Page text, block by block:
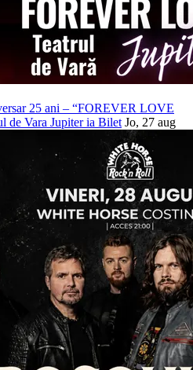
25 ani – “FOREVER LOVE
de Vara Jupiteria Bilet Jo, 27 aug